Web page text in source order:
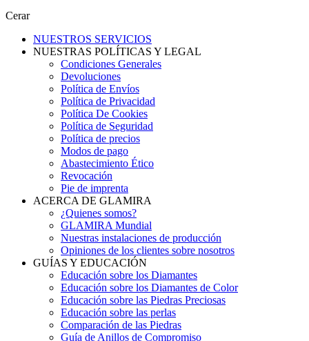
Cerar
NUESTROS SERVICIOS
NUESTRAS POLÍTICAS Y LEGAL
Condiciones Generales
Devoluciones
Política de Envíos
Política de Privacidad
Política De Cookies
Política de Seguridad
Política de precios
Modos de pago
Abastecimiento Ético
Revocación
Pie de imprenta
ACERCA DE GLAMIRA
¿Quienes somos?
GLAMIRA Mundial
Nuestras instalaciones de producción
Opiniones de los clientes sobre nosotros
GUÍAS Y EDUCACIÓN
Educación sobre los Diamantes
Educación sobre los Diamantes de Color
Educación sobre las Piedras Preciosas
Educación sobre las perlas
Comparación de las Piedras
Guía de Anillos de Compromiso